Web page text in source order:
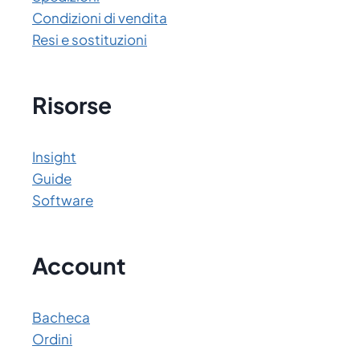
Condizioni di vendita
Resi e sostituzioni
Risorse
Insight
Guide
Software
Account
Bacheca
Ordini